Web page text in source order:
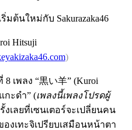
Hitsuji
)
เพลง “黒い羊” (Kuroi
กะดำ” (เพลงนี้เพลงโปรดผู้
งเลยที่เซนเตอร์จะเปลี่ยนคน
เทะจิเปรียบเสมือนหน้าตา